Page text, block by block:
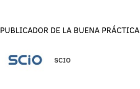
PUBLICADOR DE LA BUENA PRÁCTICA
SCIO